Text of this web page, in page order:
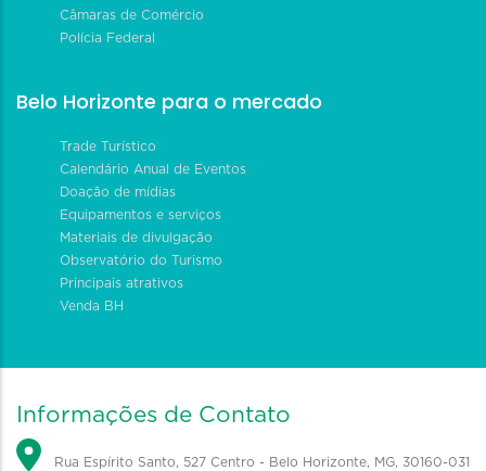
Câmaras de Comércio
Polícia Federal
Belo Horizonte para o mercado
Trade Turístico
Calendário Anual de Eventos
Doação de mídias
Equipamentos e serviços
Materiais de divulgação
Observatório do Turismo
Principais atrativos
Venda BH
Informações de Contato
Rua Espírito Santo, 527 Centro - Belo Horizonte, MG, 30160-031